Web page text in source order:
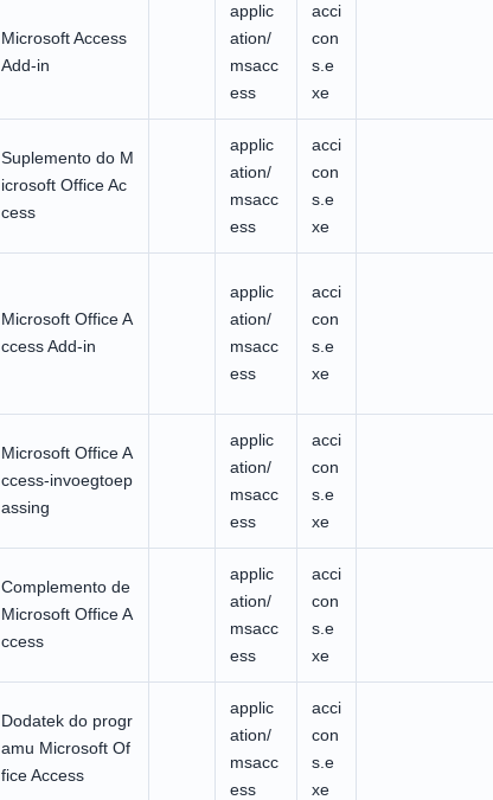
Microsoft Access
Add-in
applic
ation/
msacc
ess
acci
con
s.e
xe
Suplemento do M
icrosoft Office Ac
cess
applic
ation/
msacc
ess
acci
con
s.e
xe
Microsoft Office A
ccess Add-in
applic
ation/
msacc
ess
acci
con
s.e
xe
Microsoft Office A
ccess-invoegtoep
assing
applic
ation/
msacc
ess
acci
con
s.e
xe
Complemento de
Microsoft Office A
ccess
applic
ation/
msacc
ess
acci
con
s.e
xe
Dodatek do progr
amu Microsoft Of
fice Access
applic
ation/
msacc
ess
acci
con
s.e
xe